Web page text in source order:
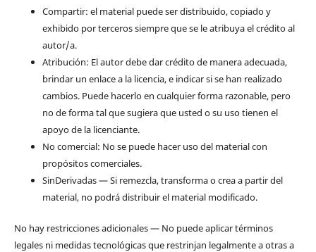
Compartir: el material puede ser distribuido, copiado y
exhibido por terceros siempre que se le atribuya el crédito al
autor/a.
Atribución: El autor debe dar crédito de manera adecuada,
brindar un enlace a la licencia, e indicar si se han realizado
cambios. Puede hacerlo en cualquier forma razonable, pero
no de forma tal que sugiera que usted o su uso tienen el
apoyo de la licenciante.
No comercial: No se puede hacer uso del material con
propósitos comerciales.
SinDerivadas — Si remezcla, transforma o crea a partir del
material, no podrá distribuir el material modificado.
No hay restricciones adicionales — No puede aplicar términos
legales ni medidas tecnológicas que restrinjan legalmente a otras a